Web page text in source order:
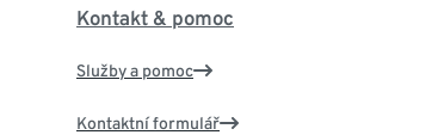
Kontakt & pomoc
Služby a pomoc
Kontaktní formulář